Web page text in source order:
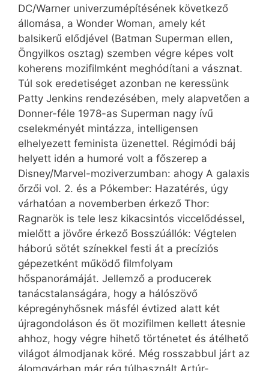
DC/Warner univerzumépítésének következő
állomása, a Wonder Woman, amely két
balsikerű elődjével (Batman Superman ellen,
Öngyilkos osztag) szemben végre képes volt
koherens mozifilmként meghódítani a vásznat.
Túl sok eredetiséget azonban ne keressünk
Patty Jenkins rendezésében, mely alapvetően a
Donner-féle 1978-as Superman nagy ívű
cselekményét mintázza, intelligensen
elhelyezett feminista üzenettel. Régimódi báj
helyett idén a humoré volt a főszerep a
Disney/Marvel-moziverzumban: ahogy A galaxis
őrzői vol. 2. és a Pókember: Hazatérés, úgy
várhatóan a novemberben érkező Thor:
Ragnarök is tele lesz kikacsintós viccelődéssel,
mielőtt a jövőre érkező Bosszúállók: Végtelen
háború sötét színekkel festi át a precíziós
gépezetként működő filmfolyam
hőspanorámáját. Jellemző a producerek
tanácstalanságára, hogy a hálószövő
képregényhősnek másfél évtized alatt két
újragondoláson és öt mozifilmen kellett átesnie
ahhoz, hogy végre hihető történetet és átélhető
világot álmodjanak köré. Még rosszabbul járt az
álomgyárban már rég túlhasznált Artúr-